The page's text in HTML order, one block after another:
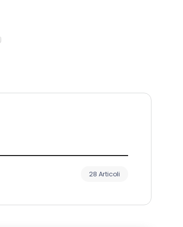
28 Articoli